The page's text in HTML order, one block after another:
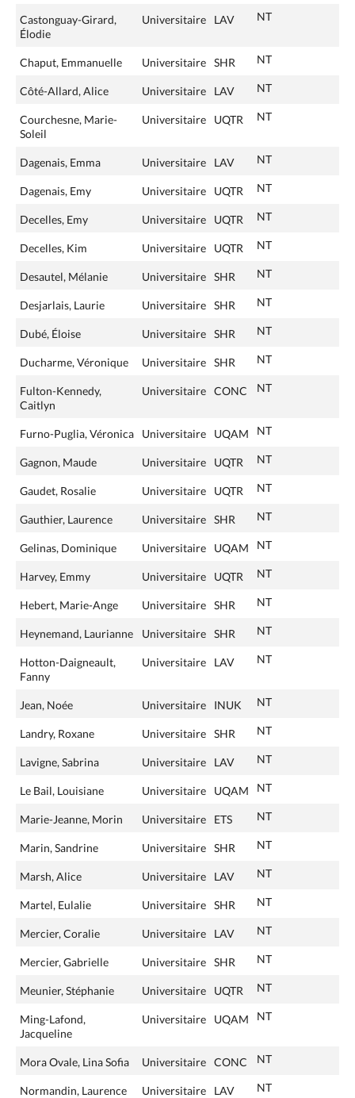
Castonguay-Girard,
Élodie
Universitaire LAV NT
Chaput, Emmanuelle Universitaire SHR NT
Côté-Allard, Alice Universitaire LAV NT
Courchesne, Marie-
Soleil
Universitaire UQTR NT
Dagenais, Emma Universitaire LAV NT
Dagenais, Emy Universitaire UQTR NT
Decelles, Emy Universitaire UQTR NT
Decelles, Kim Universitaire UQTR NT
Desautel, Mélanie Universitaire SHR NT
Desjarlais, Laurie Universitaire SHR NT
Dubé, Éloise Universitaire SHR NT
Ducharme, Véronique Universitaire SHR NT
Fulton-Kennedy,
Caitlyn
Universitaire CONC NT
Furno-Puglia, Véronica Universitaire UQAM NT
Gagnon, Maude Universitaire UQTR NT
Gaudet, Rosalie Universitaire UQTR NT
Gauthier, Laurence Universitaire SHR NT
Gelinas, Dominique Universitaire UQAM NT
Harvey, Emmy Universitaire UQTR NT
Hebert, Marie-Ange Universitaire SHR NT
Heynemand, Laurianne Universitaire SHR NT
Hotton-Daigneault,
Fanny
Universitaire LAV NT
Jean, Noée Universitaire INUK NT
Landry, Roxane Universitaire SHR NT
Lavigne, Sabrina Universitaire LAV NT
Le Bail, Louisiane Universitaire UQAM NT
Marie-Jeanne, Morin Universitaire ETS NT
Marin, Sandrine Universitaire SHR NT
Marsh, Alice Universitaire LAV NT
Martel, Eulalie Universitaire SHR NT
Mercier, Coralie Universitaire LAV NT
Mercier, Gabrielle Universitaire SHR NT
Meunier, Stéphanie Universitaire UQTR NT
Ming-Lafond,
Jacqueline
Universitaire UQAM NT
Mora Ovale, Lina Sofia Universitaire CONC NT
Normandin, Laurence Universitaire LAV NT